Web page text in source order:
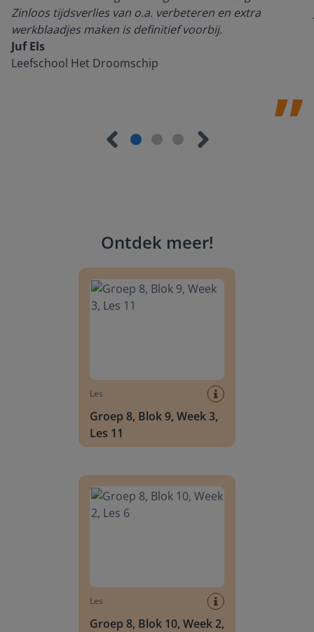
Zinloos tijdsverlies van o.a. verbeteren en extra
werkblaadjes maken is definitief voorbij.
Juf Els
Leefschool Het Droomschip
Ontdek meer!
Les
Groep 8, Blok 9, Week 3,
Les 11
Les
Groep 8, Blok 10, Week 2,